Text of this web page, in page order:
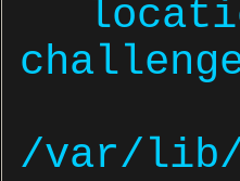
/var/lib/